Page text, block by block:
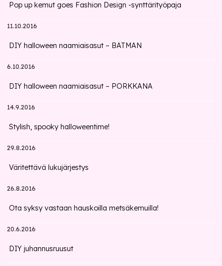
Pop up kemut goes Fashion Design -synttärityöpaja
11.10.2016
DIY halloween naamiaisasut – BATMAN
6.10.2016
DIY halloween naamiaisasut – PORKKANA
14.9.2016
Stylish, spooky halloweentime!
29.8.2016
Väritettävä lukujärjestys
26.8.2016
Ota syksy vastaan hauskoilla metsäkemuilla!
20.6.2016
DIY juhannusruusut